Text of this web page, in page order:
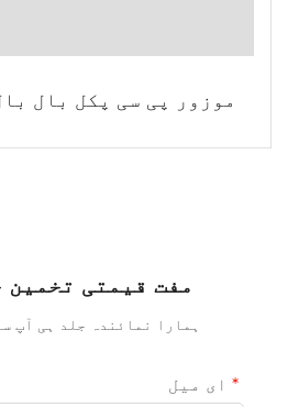
موزور پی سی پکل بال
مفت قیمتی تخمین
ہمارا نمائندہ جلد ہی آپ
ای میل